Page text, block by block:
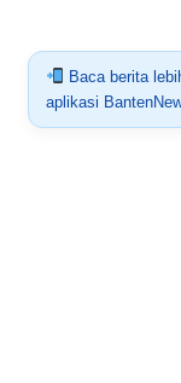
Baca berita
aplikasi